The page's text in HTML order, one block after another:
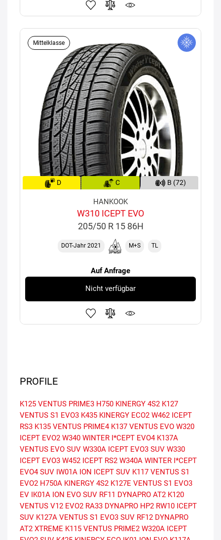
Mittelklasse
D C B (72)
HANKOOK
W310 ICEPT EVO
205/50 R 15 86H
DOT-Jahr 2021 M+S TL
Auf Anfrage
Nicht verfügbar
PROFILE
K125 VENTUS PRIME3 H750 KINERGY 4S2 K127
VENTUS S1 EVO3 K435 KINERGY ECO2 W462 ICEPT
RS3 K135 VENTUS PRIME4 K137 VENTUS EVO W320
ICEPT EVO2 W340 WINTER I*CEPT EVO4 K137A
VENTUS EVO SUV W330A ICEPT EVO3 SUV W330
ICEPT EVO3 W452 ICEPT RS2 W340A WINTER I*CEPT
EVO4 SUV IW01A ION ICEPT SUV K117 VENTUS S1
EVO2 H750A KINERGY 4S2 K127E VENTUS S1 EVO3
EV IK01A ION EVO SUV RF11 DYNAPRO AT2 K120
VENTUS V12 EVO2 RA33 DYNAPRO HP2 RW10 ICEPT
SUV K127A VENTUS S1 EVO3 SUV RF12 DYNAPRO
AT2 XTREME K115 VENTUS PRIME2 W320A ICEPT